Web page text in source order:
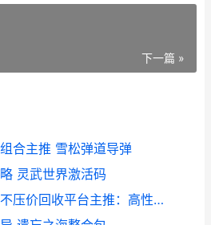
下一篇 »
合主推 雪松弹道导弹
灵武世界激活码
燕云十六声游戏账号不压价回收平台主推：高性价比交易渠道集合 燕云十六声游戏名字